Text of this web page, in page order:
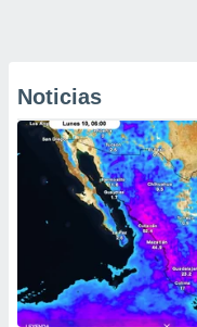
Noticias